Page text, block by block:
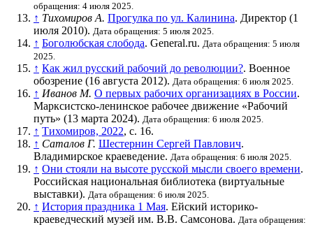
обращения: 4 июля 2025.
↑ Тихомиров А. Прогулка по ул. Калинина. Директор (1
июля 2010). Дата обращения: 5 июля 2025.
↑ Боголюбская слобода. General.ru. Дата обращения: 5 июля
2025.
↑ Как жил русский рабочий до революции?. Военное
обозрение (16 августа 2012). Дата обращения: 6 июля 2025.
↑ Иванов М. О первых рабочих организациях в России.
Марксистско-ленинское рабочее движение «Рабочий
путь» (13 марта 2024). Дата обращения: 6 июля 2025.
↑ Тихомиров, 2022, с. 16.
↑ Саталов Г. Шестернин Сергей Павлович.
Владимирское краеведение. Дата обращения: 6 июля 2025.
↑ Они стояли на высоте русской мысли своего времени.
Российская национальная библиотека (виртуальные
выставки). Дата обращения: 6 июля 2025.
↑ История праздника 1 Мая. Ейский историко-
краеведческий музей им. В.В. Самсонова. Дата обращения: